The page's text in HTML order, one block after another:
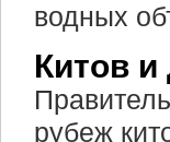
водных
Китов
рубеж